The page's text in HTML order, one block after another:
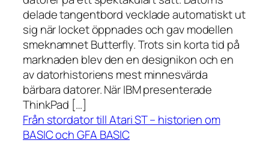
delade tangentbord vecklade automatiskt ut
sig när locket öppnades och gav modellen
smeknamnet Butterfly. Trots sin korta tid på
marknaden blev den en designikon och en
av datorhistoriens mest minnesvärda
bärbara datorer. När IBM presenterade
ThinkPad […]
Från stordator till Atari ST – historien om
BASIC och GFA BASIC